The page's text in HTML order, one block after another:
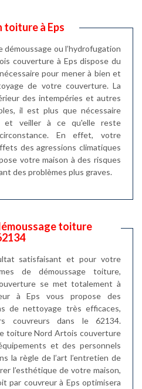
toiture à Eps
ou l’hydrofugation
couverture à Eps dispose du
pour mener à bien et
de votre couverture. La
des intempéries et autres
il est plus que nécessaire
et veiller à ce qu'elle reste
En effet, votre
des agressions climatiques
votre maison à des risques
des problèmes plus graves.
toiture
satisfaisant et pour votre
de démoussage toiture,
se met totalement à
à Eps vous propose des
de nettoyage très efficaces,
couvreurs dans le 62134.
toiture Nord Artois couverture
et des personnels
la règle de l’art l’entretien de
l’esthétique de votre maison,
par couvreur à Eps optimisera